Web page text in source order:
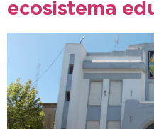
ecosistema